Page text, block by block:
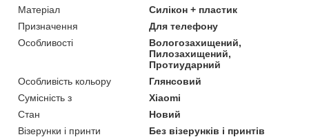
Матеріал
Силікон + пластик
Призначення
Для телефону
Особливості
Вологозахищений,
Пилозахищений,
Протиударний
Особливість кольору
Глянсовий
Сумісність з
Xiaomi
Стан
Новий
Візерунки і принти
Без візерунків і принтів